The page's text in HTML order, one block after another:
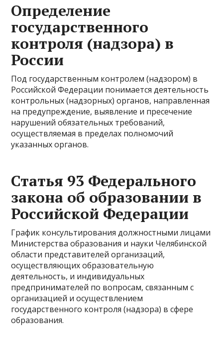
Определение
государственного
контроля (надзора) в
России
Под государственным контролем (надзором) в
Российской Федерации понимается деятельность
контрольных (надзорных) органов, направленная
на предупреждение, выявление и пресечение
нарушений обязательных требований,
осуществляемая в пределах полномочий
указанных органов.
Статья 93 Федерального
закона об образовании в
Российской Федерации
График консультирования должностными лицами
Министерства образования и науки Челябинской
области представителей организаций,
осуществляющих образовательную
деятельность, и индивидуальных
предпринимателей по вопросам, связанным с
организацией и осуществлением
государственного контроля (надзора) в сфере
образования.